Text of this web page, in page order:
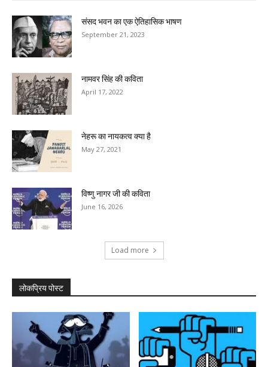
संसद भवन का एक ऐतिहासिक भाषण
September 21, 2023
नामवर सिंह की कविता
April 17, 2022
नेहरू का नायकत्व क्या है
May 27, 2021
विष्णु नागर जी की कविता
June 16, 2026
Load more
लोकप्रिय पोस्ट